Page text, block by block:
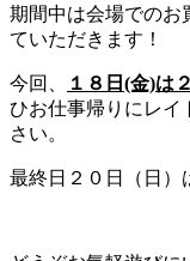
期間中は会場でのお
ていただきます！
今回、 １８日(金)は
ひお仕事帰りにレイ
さい。
最終日２０日（日）